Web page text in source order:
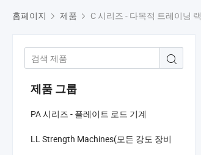
홈페이지 제품 C 시리즈 - 다목적 트레이닝 랙
제품 그룹
PA 시리즈 - 플레이트 로드 기계
LL Strength Machines(모든 강도 장비